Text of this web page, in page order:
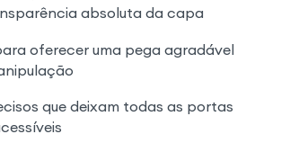
absoluta da capa
oferecer uma pega agradável
que deixam todas as portas